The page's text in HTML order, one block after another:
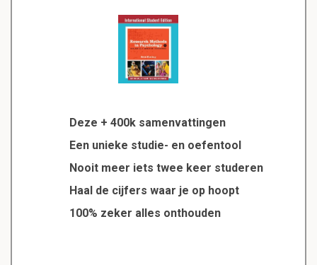
Deze + 400k samenvattingen
Een unieke studie- en oefentool
Nooit meer iets twee keer studeren
Haal de cijfers waar je op hoopt
100% zeker alles onthouden